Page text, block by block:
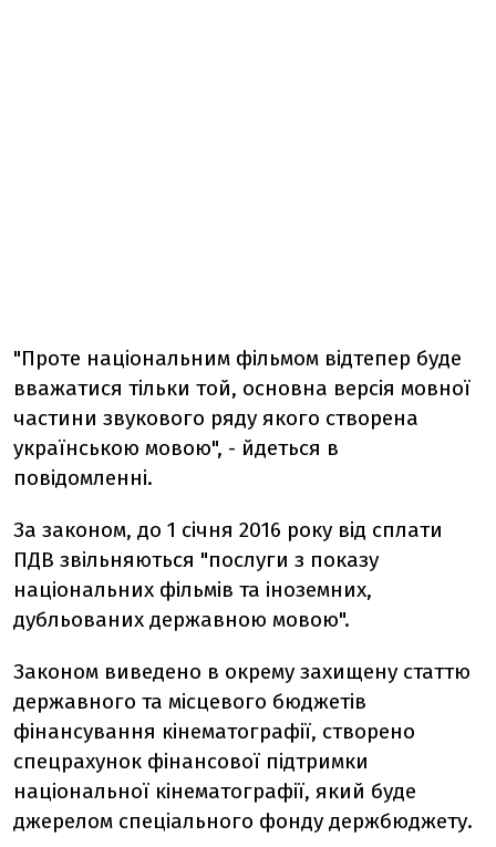
"Проте національним фільмом відтепер буде
вважатися тільки той, основна версія мовної
частини звукового ряду якого створена
українською мовою", - йдеться в
повідомленні.
За законом, до 1 січня 2016 року від сплати
ПДВ звільняються "послуги з показу
національних фільмів та іноземних,
дубльованих державною мовою".
Законом виведено в окрему захищену статтю
державного та місцевого бюджетів
фінансування кінематографії, створено
спецрахунок фінансової підтримки
національної кінематографії, який буде
джерелом спеціального фонду держбюджету.